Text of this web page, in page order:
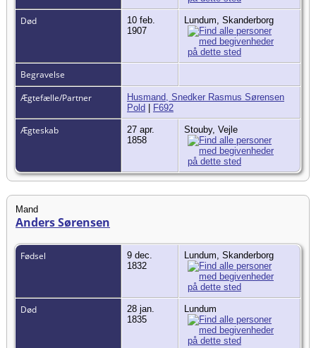
Død
10 feb.
1907
Lundum, Skanderborg
Begravelse
Ægtefælle/Partner
Husmand, Snedker Rasmus Sørensen
Pold
F692
Ægteskab
27 apr.
1858
Stouby, Vejle
Mand
Anders Sørensen
Fødsel
9 dec.
1832
Lundum, Skanderborg
Død
28 jan.
1835
Lundum